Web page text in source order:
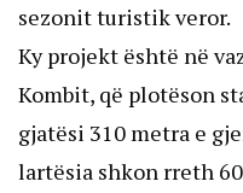
sezonit turistik veror.
Ky projekt është në
Kombit, që plotëson
gjatësi 310 metra e
lartësia shkon rreth